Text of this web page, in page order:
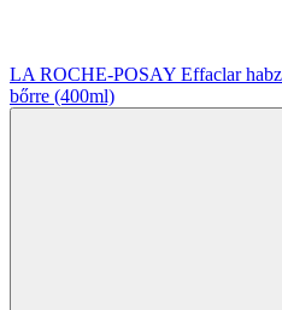
LA ROCHE-POSAY Effaclar
bőrre (400ml)